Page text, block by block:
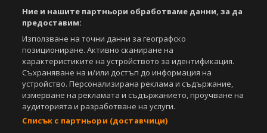
Агенция Спортал, посочване на източника и добавяне на линк към
www.sportal.bg. Използването на графични и видео материали,
публикувани в сайта, е строго забранено. Нарушителите ще бъдат
санкционирани с цялата строгост на закона.
Свали БЕЗПЛАТНОТО приложение за:
Android
Powered by:
Ние и нашите партньори обработваме данни, за да
предоставим:
Използване на точни данни за географско
позициониране. Активно сканиране на
характеристиките на устройството за идентификация.
Съхраняване на и/или достъп до информация на
устройство. Персонализирана реклама и съдържание,
измерване на рекламата и съдържанието, проучване на
аудиторията и разработване на услуги.
Списък с партньори (доставчици)